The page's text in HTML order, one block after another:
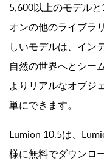
5,600以上のモデル
オンの他のライブラ
しいモデルは、イン
自然の世界へとシー
よりリアルなオブジ
単にできます。
Lumion 10.5は、
様に無料でダウンロ